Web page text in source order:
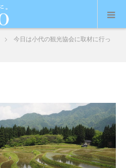
今日は小代の観光協会に取材に行っ